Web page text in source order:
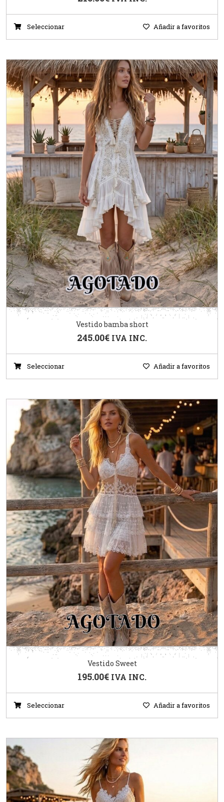
Seleccionar Añadir a favoritos
Vestido bamba short
245.00€ IVA INC.
Seleccionar Añadir a favoritos
Vestido Sweet
195.00€ IVA INC.
Seleccionar Añadir a favoritos